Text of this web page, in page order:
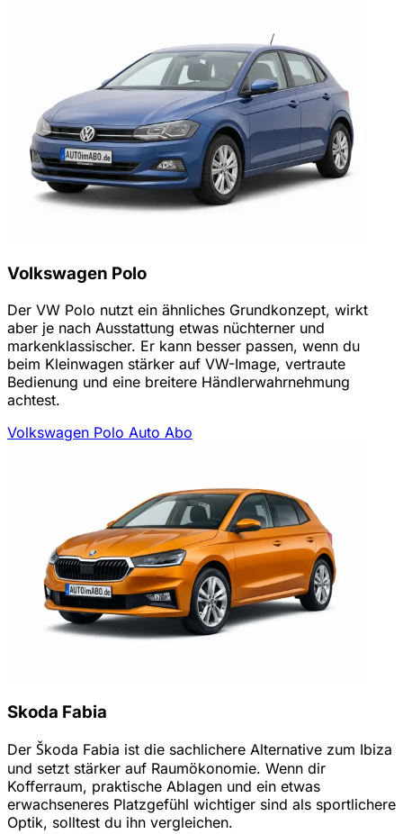
Volkswagen Polo
Der VW Polo nutzt ein ähnliches Grundkonzept, wirkt
aber je nach Ausstattung etwas nüchterner und
markenklassischer. Er kann besser passen, wenn du
beim Kleinwagen stärker auf VW-Image, vertraute
Bedienung und eine breitere Händlerwahrnehmung
achtest.
Volkswagen Polo Auto Abo
Skoda Fabia
Der Škoda Fabia ist die sachlichere Alternative zum Ibiza
und setzt stärker auf Raumökonomie. Wenn dir
Kofferraum, praktische Ablagen und ein etwas
erwachseneres Platzgefühl wichtiger sind als sportlichere
Optik, solltest du ihn vergleichen.